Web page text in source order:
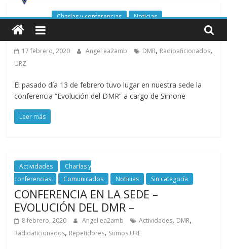
Contest
Unión
de
Radioaficionados
de
Zaragoza
Charlas y conferencias Noticias
17 febrero, 2020 Angel ea2amb DMR, Radioaficionados,
URZ
El pasado día 13 de febrero tuvo lugar en nuestra sede la
conferencia “Evolución del DMR” a cargo de Simone
Leer más
Actividades
Charlas y
conferencias
Comunicados Noticias Sin categoría
CONFERENCIA EN LA SEDE –
EVOLUCIÓN DEL DMR –
8 febrero, 2020 Angel ea2amb Actividades, DMR,
Radioaficionados, Repetidores, Somos URE